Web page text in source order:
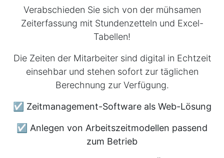
Verabschieden Sie sich von der mühsamen
Zeiterfassung mit Stundenzetteln und Excel-
Tabellen!
Die Zeiten der Mitarbeiter sind digital in Echtzeit
einsehbar und stehen sofort zur täglichen
Berechnung zur Verfügung.
☑ Zeitmanagement-Software als Web-Lösung
☑ Anlegen von Arbeitszeitmodellen passend
zum Betrieb